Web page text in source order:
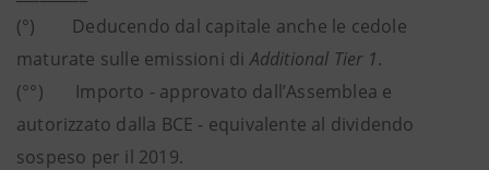
(°) Deducendo dal capitale anche le cedole
maturate sulle emissioni diAdditional Tier 1.
(°°) Importo - approvato dall’Assemblea e
autorizzato dalla BCE - equivalente al dividendo
sospeso per il 2019.